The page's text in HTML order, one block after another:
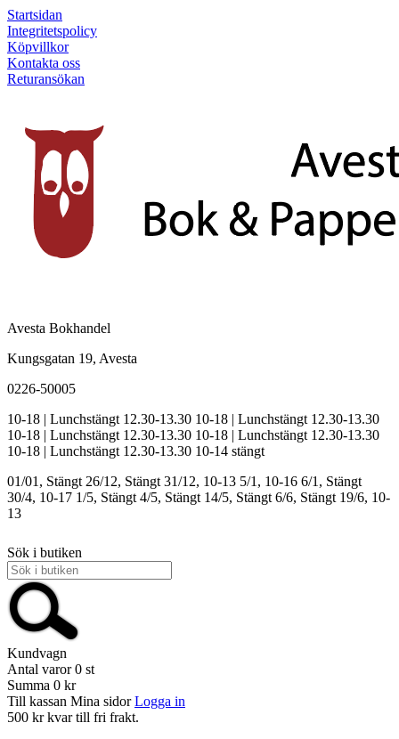
Startsidan
Integritetspolicy
Köpvillkor
Kontakta oss
Returansökan
Avesta Bokhandel
Kungsgatan 19, Avesta
0226-50005
10-18 | Lunchstängt 12.30-13.30 10-18 | Lunchstängt 12.30-13.30
10-18 | Lunchstängt 12.30-13.30 10-18 | Lunchstängt 12.30-13.30
10-18 | Lunchstängt 12.30-13.30 10-14 stängt
01/01, Stängt 26/12, Stängt 31/12, 10-13 5/1, 10-16 6/1, Stängt
30/4, 10-17 1/5, Stängt 4/5, Stängt 14/5, Stängt 6/6, Stängt 19/6, 10-
13
Sök i butiken
Kundvagn
Antal varor 0 st
Summa 0 kr
Till kassan Mina sidor Logga in
500 kr kvar till fri frakt.